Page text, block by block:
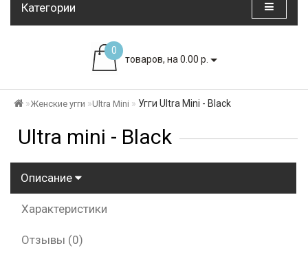
Категории
0
товаров, на 0.00 р.
Женские угги Ultra Mini Угги Ultra Mini - Black
Ultra mini - Black
Описание
Характеристики
Отзывы (0)